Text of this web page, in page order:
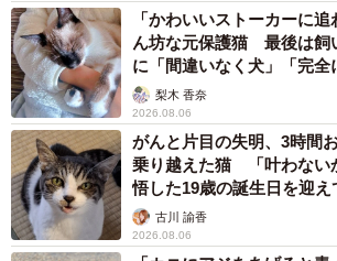
▽Instagram
https://www.instagram.com/nkhrrun/
▽Kindle書籍「アラサー独女ライフ総集
せ編～ 中原るんの哲学エッセイ漫画集。
https://amzn.asia/d/7nX1Nmb
「かわいいストーカーに
ん坊な元保護猫 最後は飼
に「間違いなく犬」「完全
梨木 香奈
2026.08.06
がんと片目の失明、3時間
乗り越えた猫 「叶わない
悟した19歳の誕生日を迎え
古川 諭香
2026.08.06